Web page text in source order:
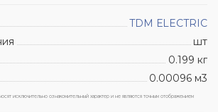
TDM ЕLECTRIC
шт
0.199 кг
0.00096 м3
исключительно ознакомительный характер и не являются точным отображением